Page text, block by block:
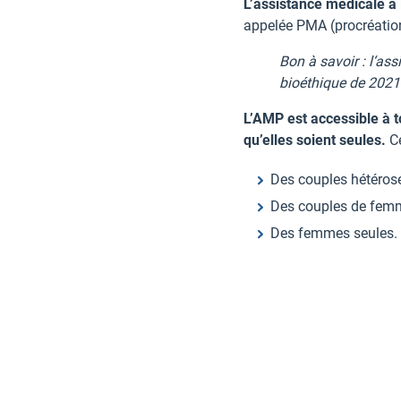
L’assistance médicale
appelée PMA
Bon à savoir : l
bioéthique de
L’AMP est accessible à
qu’elles soient seules.
Des couples
Des couples de
Des femmes seules.